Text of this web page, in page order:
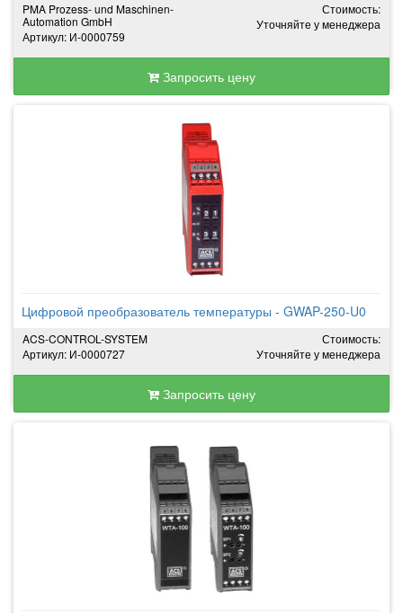
PMA Prozess- und Maschinen-
Automation GmbH
Артикул: И-0000759
Стоимость:
Уточняйте у менеджера
Запросить цену
Цифровой преобразователь температуры - GWAP-250-U0
ACS-CONTROL-SYSTEM
Артикул: И-0000727
Стоимость:
Уточняйте у менеджера
Запросить цену